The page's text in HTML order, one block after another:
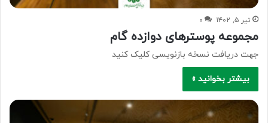
تیر ۵, ۱۴۰۲ ۰
مجموعه پوسترهای دوازده گام
جهت دریافت نسخه بازنویسی کلیک کنید
بیشتر بخوانید »